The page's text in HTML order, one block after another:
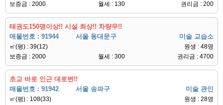
보증금 : 2000
월세 : 130 권리금 : 200
태권도150명이상!! 시설 최상!! 차량무!!
매물번호 : 91944
서울 동대문구 미술 교습소
㎡(평) : 39(12)
원생 : 48명
보증금 : 2000
월세 : 300 권리금 : 4700
초교 바로 인근 대로변!!
매물번호 : 91942
서울 송파구 미술 관인
㎡(평) : 108(33)
원생 : 28명